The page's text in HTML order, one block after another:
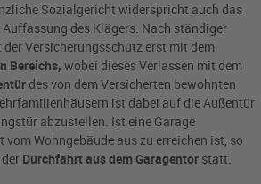
Sozialgericht widerspricht auch das
des Klägers. Nach ständiger
Versicherungsschutz erst mit dem
Bereichs, wobei dieses Verlassen mit dem
des von dem Versicherten bewohnten
ist dabei auf die Außentür
abzustellen. Ist eine Garage
Wohngebäude aus zu erreichen ist, so
Durchfahrt aus dem Garagentor statt.